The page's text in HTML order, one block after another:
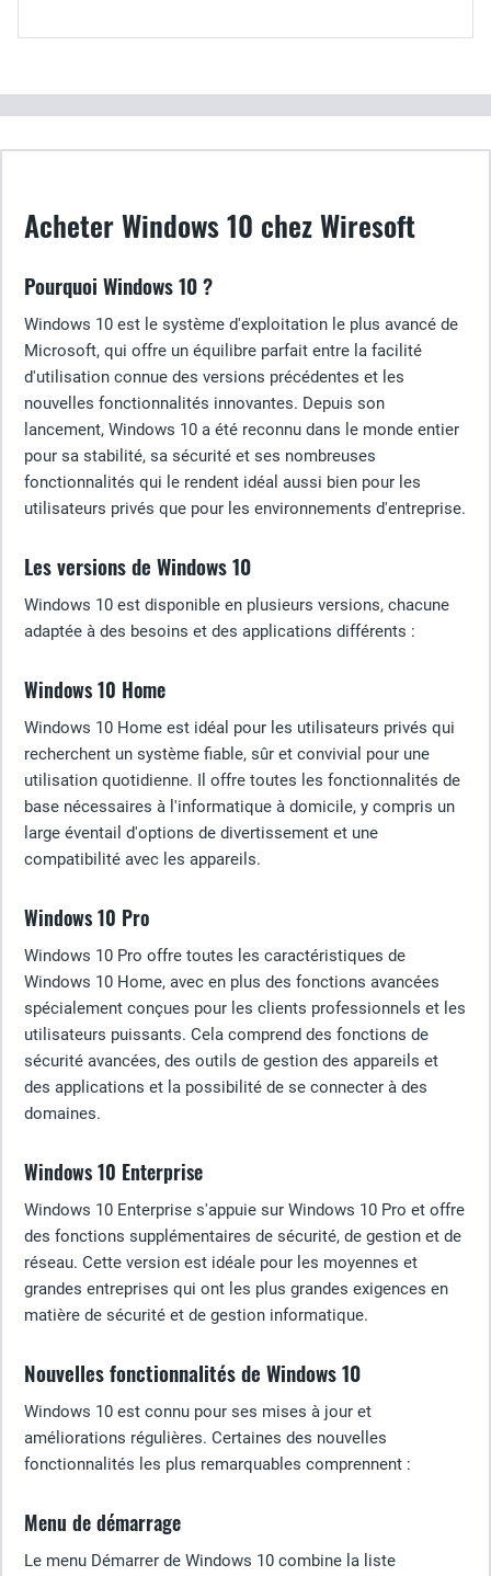
Acheter Windows 10 chez Wiresoft
Pourquoi Windows 10 ?
Windows 10 est le système d'exploitation le plus avancé de
Microsoft, qui offre un équilibre parfait entre la facilité
d'utilisation connue des versions précédentes et les
nouvelles fonctionnalités innovantes. Depuis son
lancement, Windows 10 a été reconnu dans le monde entier
pour sa stabilité, sa sécurité et ses nombreuses
fonctionnalités qui le rendent idéal aussi bien pour les
utilisateurs privés que pour les environnements d'entreprise.
Les versions de Windows 10
Windows 10 est disponible en plusieurs versions, chacune
adaptée à des besoins et des applications différents :
Windows 10 Home
Windows 10 Home est idéal pour les utilisateurs privés qui
recherchent un système fiable, sûr et convivial pour une
utilisation quotidienne. Il offre toutes les fonctionnalités de
base nécessaires à l'informatique à domicile, y compris un
large éventail d'options de divertissement et une
compatibilité avec les appareils.
Windows 10 Pro
Windows 10 Pro offre toutes les caractéristiques de
Windows 10 Home, avec en plus des fonctions avancées
spécialement conçues pour les clients professionnels et les
utilisateurs puissants. Cela comprend des fonctions de
sécurité avancées, des outils de gestion des appareils et
des applications et la possibilité de se connecter à des
domaines.
Windows 10 Enterprise
Windows 10 Enterprise s'appuie sur Windows 10 Pro et offre
des fonctions supplémentaires de sécurité, de gestion et de
réseau. Cette version est idéale pour les moyennes et
grandes entreprises qui ont les plus grandes exigences en
matière de sécurité et de gestion informatique.
Nouvelles fonctionnalités de Windows 10
Windows 10 est connu pour ses mises à jour et
améliorations régulières. Certaines des nouvelles
fonctionnalités les plus remarquables comprennent :
Menu de démarrage
Le menu Démarrer de Windows 10 combine la liste